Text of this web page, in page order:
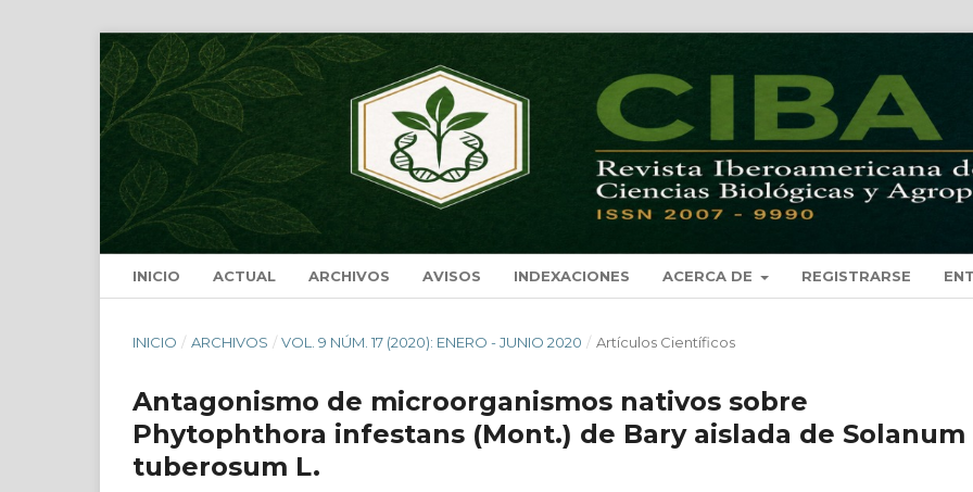
INICIO ACTUAL ARCHIVOS AVISOS INDEXACIONES ACERCA DE REGISTRARSE
INICIO / ARCHIVOS / VOL. 9 NÚM. 17 (2020): ENERO - JUNIO 2020 / Artículos Científicos
Antagonismo de microorganismos nativos sobre
Phytophthora infestans (Mont.) de Bary aislada de Solanum
tuberosum L.